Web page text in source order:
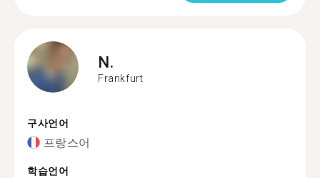
N.
Frankfurt
구사언어
프랑스어
학습언어